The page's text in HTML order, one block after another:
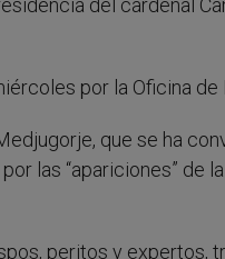
del cardenal
por la Oficina de
que se ha
las “apariciones” de
peritos y expertos,